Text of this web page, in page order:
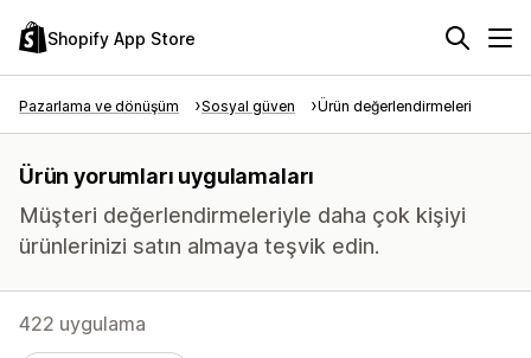
Shopify App Store
Pazarlama ve dönüşüm Sosyal güven Ürün değerlendirmeleri
Ürün yorumları uygulamaları
Müşteri değerlendirmeleriyle daha çok kişiyi
ürünlerinizi satın almaya teşvik edin.
422 uygulama